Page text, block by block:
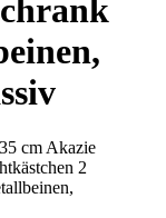
cm Akazie
2